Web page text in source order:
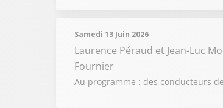
Samedi 13 Juin 2026
Laurence Péraud et Jean-Luc
Fournier
Au programme : des conducteurs